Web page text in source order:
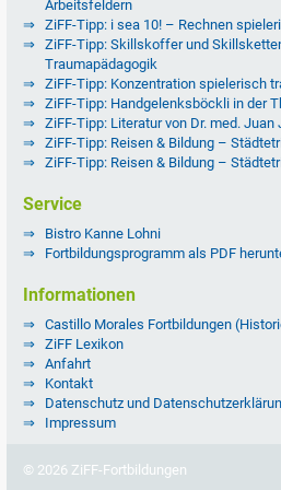
Arbeitsfeldern
ZiFF-Tipp: i sea 10! – Rechnen
ZiFF-Tipp: Skillskoffer und
Traumapädagogik
ZiFF-Tipp: Konzentration spielerisch
ZiFF-Tipp: Handgelenksböckli in der
ZiFF-Tipp: Literatur von Dr. med. Juan
ZiFF-Tipp: Reisen & Bildung –
ZiFF-Tipp: Reisen & Bildung –
Service
Bistro Kanne Lohni
Fortbildungsprogramm als PDF
Informationen
Castillo Morales Fortbildungen
ZiFF Lexikon
Anfahrt
Kontakt
Datenschutz und
Impressum
© 2026 ZiFF-Fortbildungen